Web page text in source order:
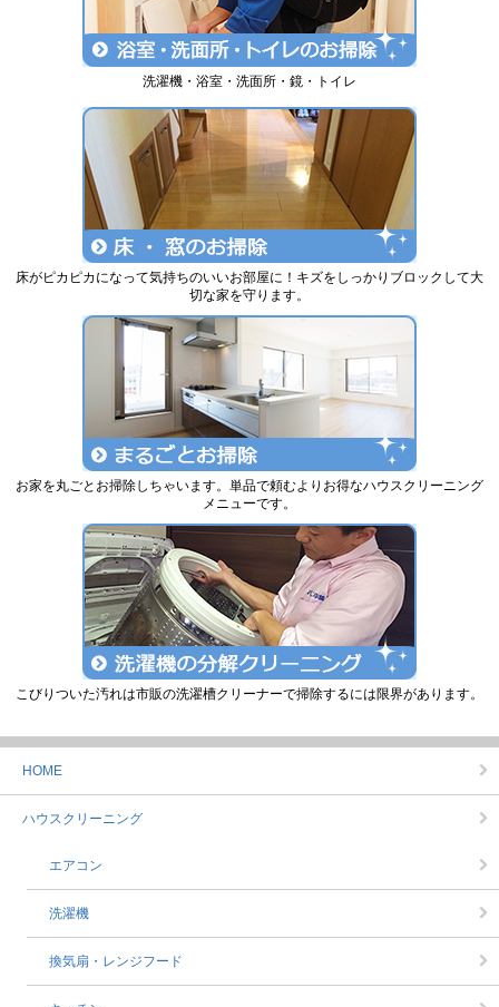
洗濯機・浴室・洗面所・鏡・トイレ
床がピカピカになって気持ちのいいお部屋に！キズをしっかりブロックして大
切な家を守ります。
お家を丸ごとお掃除しちゃいます。単品で頼むよりお得なハウスクリーニング
メニューです。
こびりついた汚れは市販の洗濯槽クリーナーで掃除するには限界があります。
HOME
ハウスクリーニング
エアコン
洗濯機
換気扇・レンジフード